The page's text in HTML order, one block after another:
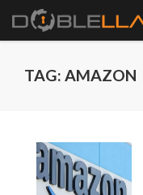
TAG: AMAZON